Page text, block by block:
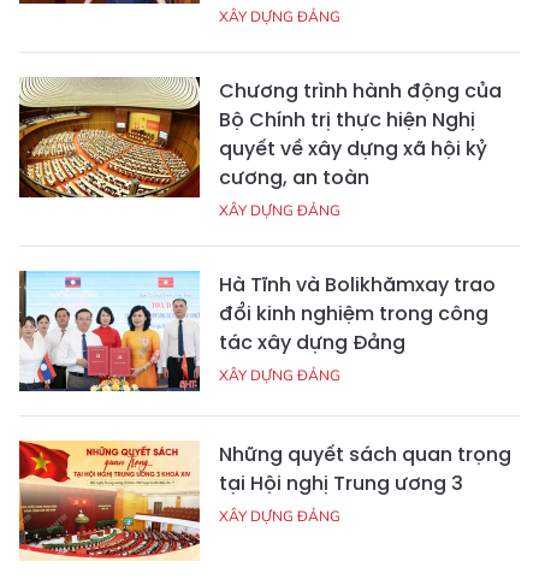
XÂY DỰNG ĐẢNG
Chương trình hành động của
Bộ Chính trị thực hiện Nghị
quyết về xây dựng xã hội kỷ
cương, an toàn
XÂY DỰNG ĐẢNG
Hà Tĩnh và Bolikhămxay trao
đổi kinh nghiệm trong công
tác xây dựng Đảng
XÂY DỰNG ĐẢNG
Những quyết sách quan trọng
tại Hội nghị Trung ương 3
XÂY DỰNG ĐẢNG